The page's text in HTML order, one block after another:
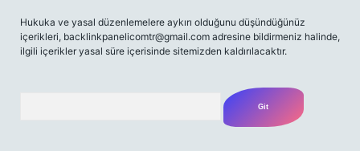
Hukuka ve yasal düzenlemelere aykırı olduğunu düşündüğünüz
içerikleri, backlinkpanelicomtr@gmail.com adresine bildirmeniz halinde,
ilgili içerikler yasal süre içerisinde sitemizden kaldırılacaktır.